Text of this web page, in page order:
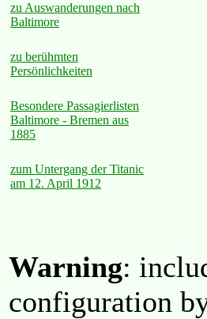
zu Auswanderungen nach
Baltimore
zu berühmten
Persönlichkeiten
Besondere Passagierlisten
Baltimore - Bremen aus
1885
zum Untergang der Titanic
am 12. April 1912
Warning:
configuration